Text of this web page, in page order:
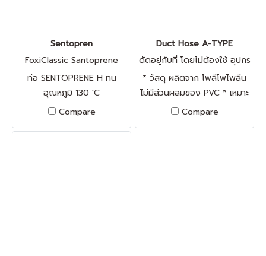
Sentopren
FoxiClassic Santoprene
ท่อ SENTOPRENE H ทน
อุณหภูมิ 130 'C
Compare
Duct Hose A-TYPE
ดัดอยู่กับที่ โดยไม่ต้องใช้ อุปกร
ณ์เสริม
* วัสดุ ผลิตจาก โพลีโพไพลีน
ไม่มีส่วนผสมของ PVC * เหมาะ
สำหรับก่อสร้าง,งานตกแต่ง
Compare